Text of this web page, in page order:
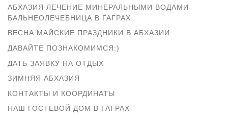
АБХАЗИЯ ЛЕЧЕНИЕ МИНЕРАЛЬНЫМИ ВОДАМИ
БАЛЬНЕОЛЕЧЕБНИЦА В ГАГРАХ
ВЕСНА МАЙСКИЕ ПРАЗДНИКИ В АБХАЗИИ
ДАВАЙТЕ ПОЗНАКОМИМСЯ:)
ДАТЬ ЗАЯВКУ НА ОТДЫХ
ЗИМНЯЯ АБХАЗИЯ
КОНТАКТЫ И КООРДИНАТЫ
НАШ ГОСТЕВОЙ ДОМ В ГАГРАХ